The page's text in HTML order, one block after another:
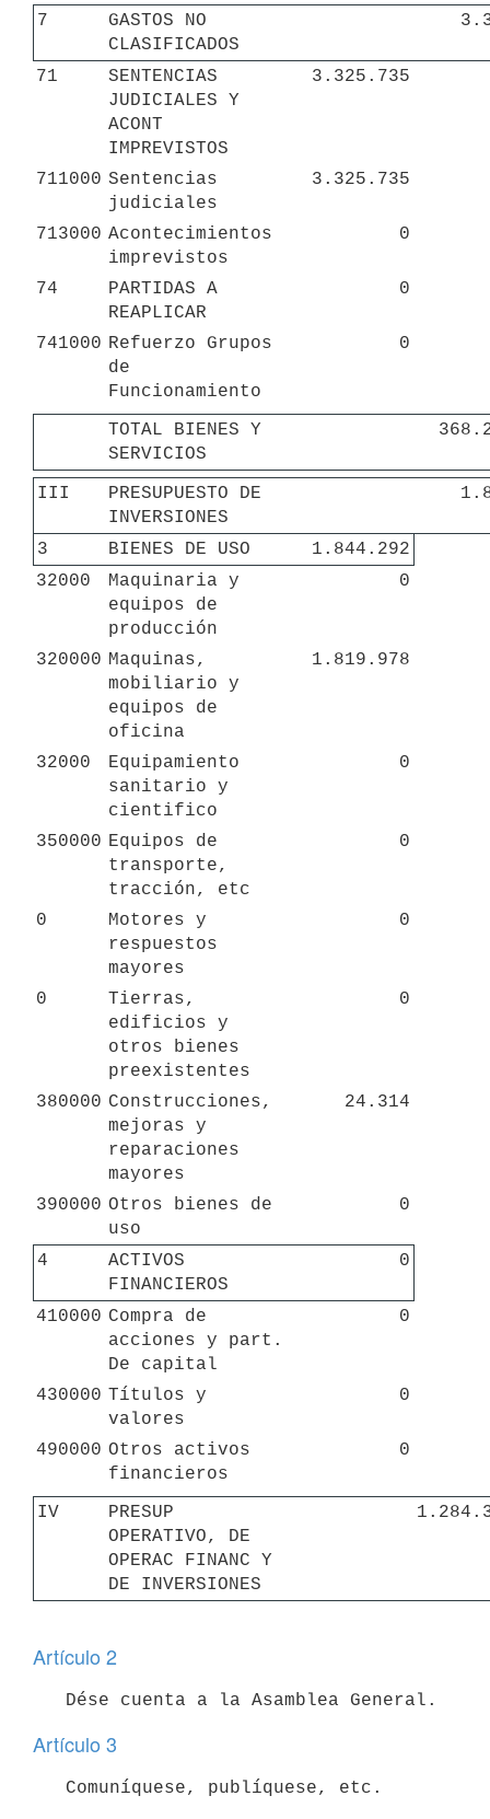
7
GASTOS NO
CLASIFICADOS
71
SENTENCIAS
JUDICIALES Y
ACONT
IMPREVISTOS
3.325.735
711000 Sentencias
judiciales
3.325.735
713000 Acontecimientos
imprevistos
0
74
PARTIDAS A
REAPLICAR
0
741000 Refuerzo Grupos
de
Funcionamiento
0
TOTAL BIENES Y
SERVICIOS
III
PRESUPUESTO DE
INVERSIONES
3 BIENES DE USO
1.844.292
32000
Maquinaria y
equipos de
producción
0
320000 Maquinas,
mobiliario y
equipos de
oficina
1.819.978
32000
Equipamiento
sanitario y
cientifico
0
350000 Equipos de
transporte,
tracción, etc
0
0
Motores y
respuestos
mayores
0
0
Tierras,
edificios y
otros bienes
preexistentes
0
380000 Construcciones,
mejoras y
reparaciones
mayores
24.314
390000 Otros bienes de
uso
0
4
ACTIVOS
FINANCIEROS
0
410000 Compra de
acciones y part.
De capital
0
430000 Títulos y
valores
0
490000 Otros activos
financieros
0
IV
PRESUP
OPERATIVO, DE
OPERAC FINANC Y
DE INVERSIONES
Artículo 2
Artículo 3